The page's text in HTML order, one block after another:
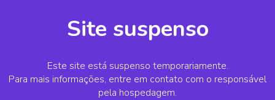
Site suspenso
Este site está suspenso temporariamente.
Para mais informações, entre em contato com o responsável
pela hospedagem.